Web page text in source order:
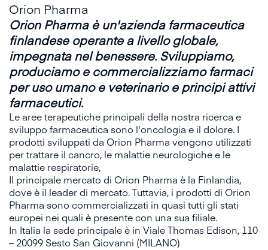
Orion Pharma
Orion Pharma è un'azienda farmaceutica
finlandese operante a livello globale,
impegnata nel benessere. Sviluppiamo,
produciamo e commercializziamo farmaci
per uso umano e veterinario e principi attivi
farmaceutici.
Le aree terapeutiche principali della nostra ricerca e
sviluppo farmaceutica sono l'oncologia e il dolore. I
prodotti sviluppati da Orion Pharma vengono utilizzati
per trattare il cancro, le malattie neurologiche e le
malattie respiratorie,
Il principale mercato di Orion Pharma è la Finlandia,
dove è il leader di mercato. Tuttavia, i prodotti di Orion
Pharma sono commercializzati in quasi tutti gli stati
europei nei quali è presente con una sua filiale.
In Italia la sede principale è in Viale Thomas Edison, 110
– 20099 Sesto San Giovanni (MILANO)